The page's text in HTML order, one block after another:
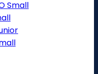
Small